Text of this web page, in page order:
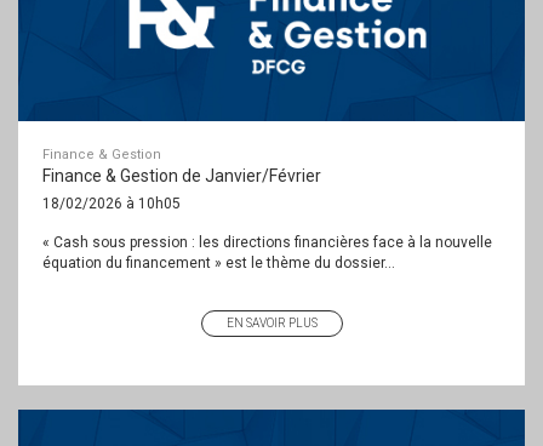
Finance & Gestion
Finance & Gestion de Janvier/Février
18/02/2026 à 10h05
« Cash sous pression : les directions financières face à la nouvelle
équation du financement » est le thème du dossier...
EN SAVOIR PLUS